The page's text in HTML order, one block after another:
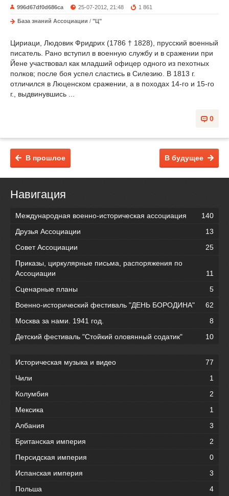
996d67df0d686ca 25-07-2012, 21:48 1 861
База знаний Ассоциации / "Ц"
Цириаци, Людовик Фридрих (1786 † 1828), прусский военный
писатель. Рано вступил в военную службу и в сражении при
Йене участвовал как младший офицер одного из пехотных
полков; после боя успел сластись в Силезию. В 1813 г.
отличился в Люценском сражении, а в походах 14-го и 15-го
г., выдвинувшись ...
0
В будущее
В прошлое
Навигация
Международная военно-историческая ассоциация
140
Друзья Ассоциации
13
Совет Ассоциации
25
Приказы, циркулярные письма, распоряжения по
Ассоциации
11
Сценарные планы
5
Военно-исторический фестиваль "ДЕНЬ БОРОДИНА"
62
Москва за нами. 1941 год.
8
Детский фестиваль "Стойкий оловянный содатик"
10
Историческая музыка и видео
77
Чили
1
Колумбия
2
Мексика
1
Албания
3
Британская империя
2
Персидская империя
0
Испанская империя
3
Польша
4